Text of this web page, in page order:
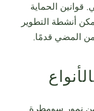
قوانين الحماية
أنشطة التطوير
من المضي قدمًا.